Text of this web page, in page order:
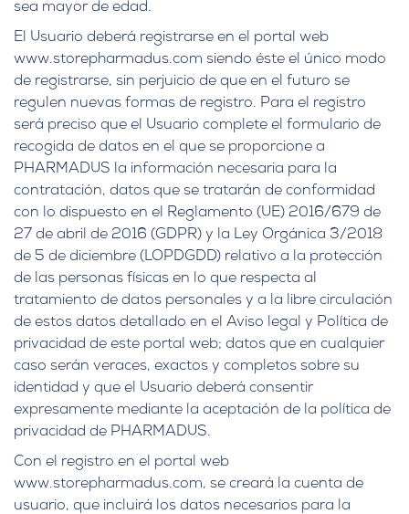
sea mayor de edad.
El Usuario deberá registrarse en el portal web
www.storepharmadus.com siendo éste el único modo
de registrarse, sin perjuicio de que en el futuro se
regulen nuevas formas de registro. Para el registro
será preciso que el Usuario complete el formulario de
recogida de datos en el que se proporcione a
PHARMADUS la información necesaria para la
contratación, datos que se tratarán de conformidad
con lo dispuesto en el Reglamento (UE) 2016/679 de
27 de abril de 2016 (GDPR) y la Ley Orgánica 3/2018
de 5 de diciembre (LOPDGDD) relativo a la protección
de las personas físicas en lo que respecta al
tratamiento de datos personales y a la libre circulación
de estos datos detallado en el Aviso legal y Política de
privacidad de este portal web; datos que en cualquier
caso serán veraces, exactos y completos sobre su
identidad y que el Usuario deberá consentir
expresamente mediante la aceptación de la política de
privacidad de PHARMADUS.
Con el registro en el portal web
www.storepharmadus.com, se creará la cuenta de
usuario, que incluirá los datos necesarios para la